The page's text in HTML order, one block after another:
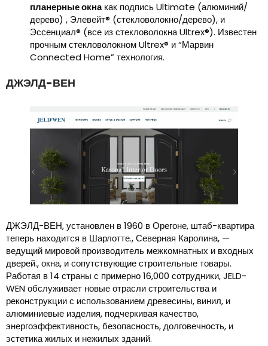
планерные окнакак подпись Ultimate (алюминий/
дерево) , Элевейт® (стекловолокно/дерево), и
Эссенциал® (все из стекловолокна Ultrex®). Известен
прочным стекловолокном Ultrex® и “Марвин
Connected Home” технология.
ДЖЭЛД-ВЕН
ДЖЭЛД-ВЕН, установлен в 1960 в Орегоне, штаб-квартира
теперь находится в Шарлотте., Северная Каролина, —
ведущий мировой производитель межкомнатных и входных
дверей., окна, и сопутствующие строительные товары.
Работая в 14 страны с примерно 16,000 сотрудники, JELD-
WEN обслуживает новые отрасли строительства и
реконструкции с использованием древесины, винил, и
алюминиевые изделия, подчеркивая качество,
энергоэффективность, безопасность, долговечность, и
эстетика жилых и нежилых зданий.